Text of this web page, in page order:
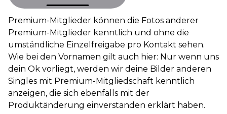
Premium-Mitglieder können die Fotos anderer
Premium-Mitglieder kenntlich und ohne die
umständliche Einzelfreigabe pro Kontakt sehen.
Wie bei den Vornamen gilt auch hier: Nur wenn uns
dein Ok vorliegt, werden wir deine Bilder anderen
Singles mit Premium-Mitgliedschaft kenntlich
anzeigen, die sich ebenfalls mit der
Produktänderung einverstanden erklärt haben.